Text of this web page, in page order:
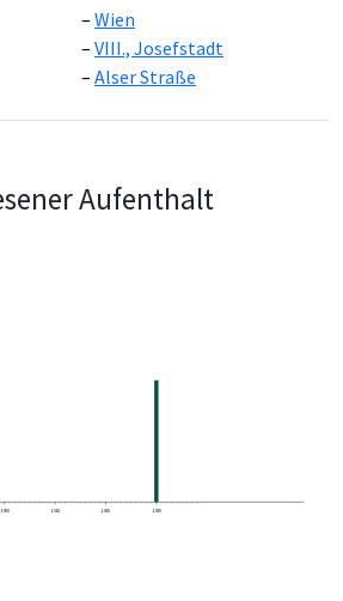
OpenStreetMap
Wien
VIII., Josefstadt
Alser Straße
Aufenthalt
1900 1910 1920 1930